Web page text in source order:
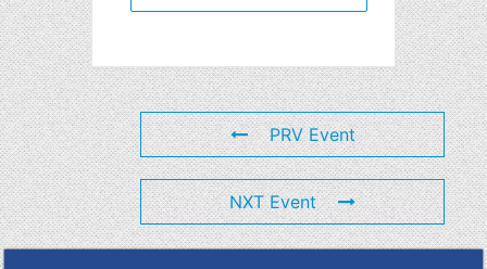
PRV Event
NXT Event